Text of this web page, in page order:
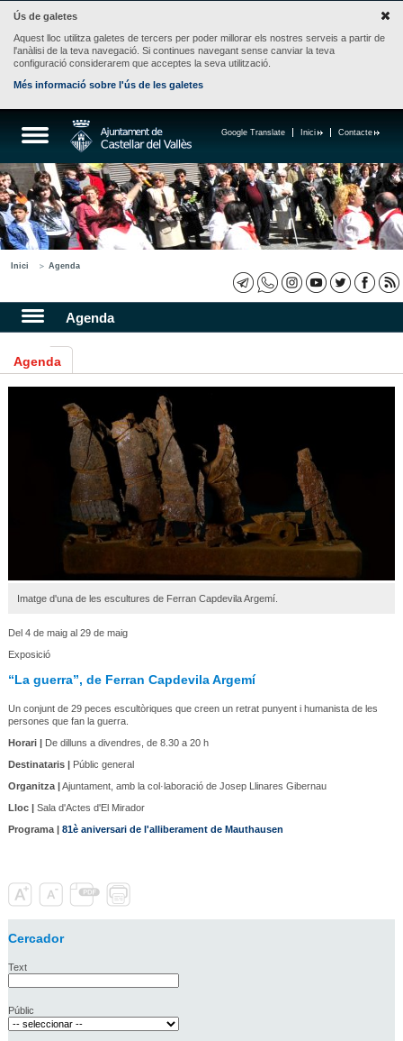
Ús de galetes
Aquest lloc utilitza galetes de tercers per poder millorar els nostres serveis a partir de
l'anàlisi de la teva navegació. Si continues navegant sense canviar la teva
configuració considerarem que acceptes la seva utilització.
Més informació sobre l'ús de les galetes
Contacte
Inici
Google Translate
Inici Agenda
Agenda
Agenda
Imatge d'una de les escultures de Ferran Capdevila Argemí.
Del 4 de maig al 29 de maig
Exposició
“La guerra”, de Ferran Capdevila Argemí
Un conjunt de 29 peces escultòriques que creen un retrat punyent i humanista de les
persones que fan la guerra.
Horari |De dilluns a divendres, de 8.30 a 20 h
Destinataris |Públic general
Organitza |Ajuntament, amb la col·laboració de Josep Llinares Gibernau
Lloc |Sala d'Actes d'El Mirador
Programa | 81è aniversari de l'alliberament de Mauthausen
Cercador
Text
Públic